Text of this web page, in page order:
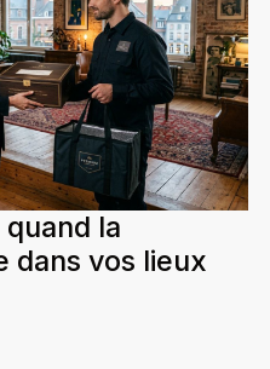
la
dans vos lieux